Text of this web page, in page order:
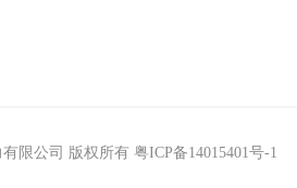
有限公司 版权所有粤ICP备14015401号-1